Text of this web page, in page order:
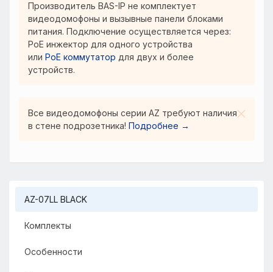
Производитель BAS-IP не комплектует
видеодомофоны и вызывные панели блоками
питания. Подключение осуществляется через:
PoE инжектор для одного устройства
или PoE коммутатор для двух и более
устройств.
Все видеодомофоны серии AZ требуют наличия
в стене подрозетника! Подробнее →
AZ-07LL BLACK
Комплекты
Особенности